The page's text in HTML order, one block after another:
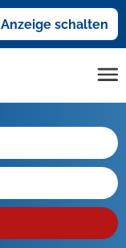
Anzeige schalten